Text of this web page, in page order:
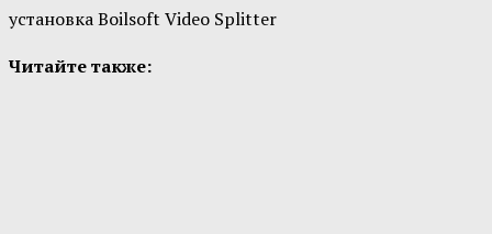
установка Boilsoft Video Splitter
Читайте также: